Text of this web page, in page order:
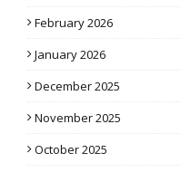
February 2026
January 2026
December 2025
November 2025
October 2025